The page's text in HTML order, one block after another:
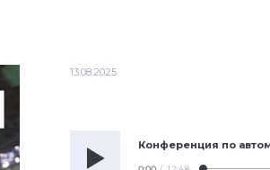
13.08.2025
Конференция по